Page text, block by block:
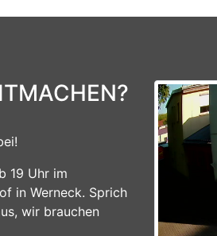
19 Uhr im
in Werneck. Sprich
wir brauchen